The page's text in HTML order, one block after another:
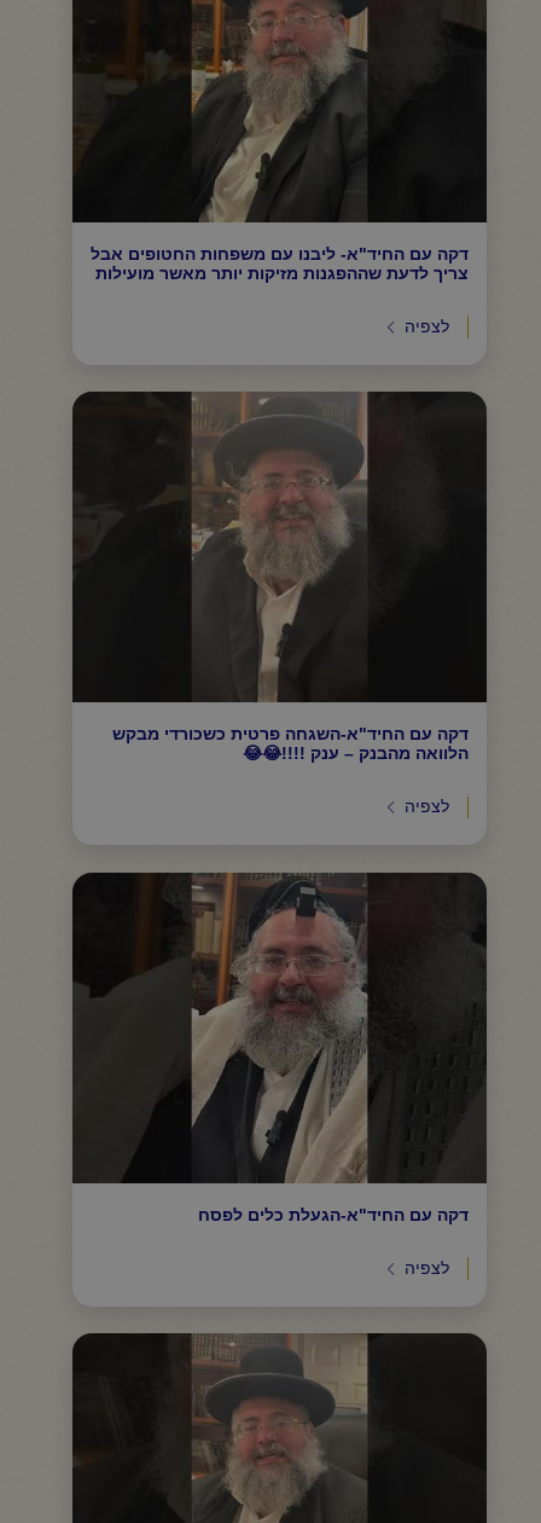
דקה עם החיד"א- ליבנו עם משפחות החטופים אבל
צריך לדעת שההפגנות מזיקות יותר מאשר מועילות
לצפיה
דקה עם החיד"א-השגחה פרטית כשכורדי מבקש
הלוואה מהבנק – ענק !!!!😂😂
לצפיה
דקה עם החיד"א-הגעלת כלים לפסח
לצפיה